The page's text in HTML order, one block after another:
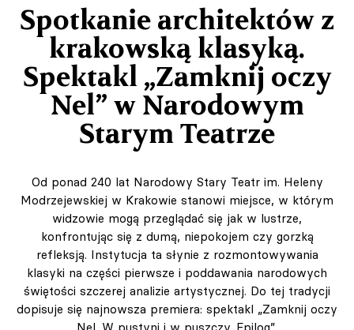
Spotkanie architektów z
krakowską klasyką.
Spektakl „Zamknij oczy
Nel” w Narodowym
Starym Teatrze
Od ponad 240 lat Narodowy Stary Teatr im. Heleny
Modrzejewskiej w Krakowie stanowi miejsce, w którym
widzowie mogą przeglądać się jak w lustrze,
konfrontując się z dumą, niepokojem czy gorzką
refleksją. Instytucja ta słynie z rozmontowywania
klasyki na części pierwsze i poddawania narodowych
świętości szczerej analizie artystycznej. Do tej tradycji
dopisuje się najnowsza premiera: spektakl „Zamknij oczy